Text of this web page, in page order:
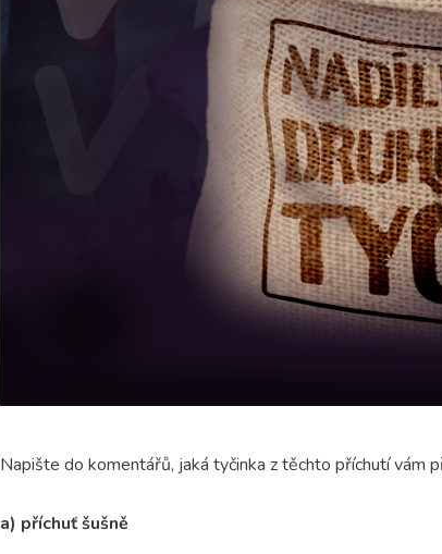
Napište do komentářů, jaká tyčinka z těchto příchutí vám
a) příchuť šušně